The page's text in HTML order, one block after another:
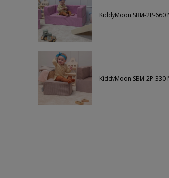
KiddyMoon SBM-2P-
KiddyMoon SBM-2P-